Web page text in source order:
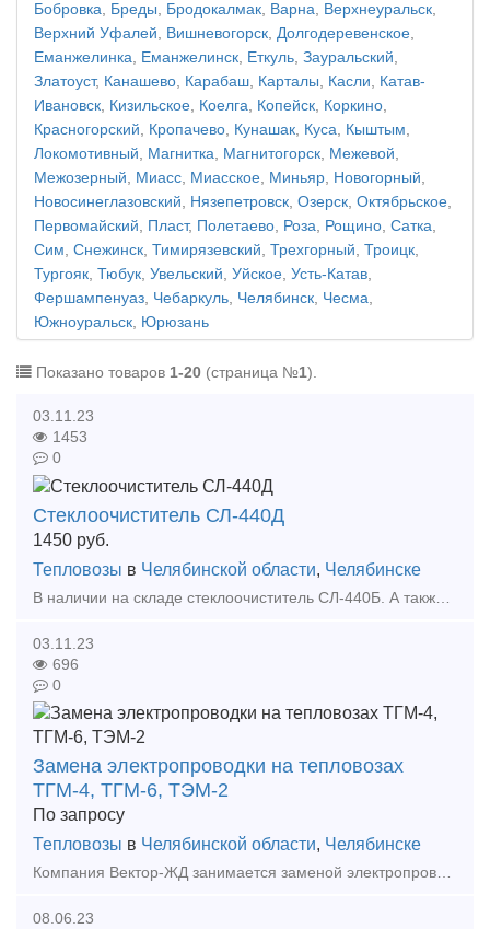
Бобровка, Бреды, Бродокалмак, Варна, Верхнеуральск,
Верхний Уфалей, Вишневогорск, Долгодеревенское,
Еманжелинка, Еманжелинск, Еткуль, Зауральский,
Златоуст, Канашево, Карабаш, Карталы, Касли, Катав-
Ивановск, Кизильское, Коелга, Копейск, Коркино,
Красногорский, Кропачево, Кунашак, Куса, Кыштым,
Локомотивный, Магнитка, Магнитогорск, Межевой,
Межозерный, Миасс, Миасское, Миньяр, Новогорный,
Новосинеглазовский, Нязепетровск, Озерск, Октябрьское,
Первомайский, Пласт, Полетаево, Роза, Рощино, Сатка,
Сим, Снежинск, Тимирязевский, Трехгорный, Троицк,
Тургояк, Тюбук, Увельский, Уйское, Усть-Катав,
Фершампенуаз, Чебаркуль, Челябинск, Чесма,
Южноуральск, Юрюзань
Показано товаров 1-20 (страница №1).
03.11.23
1453
0
Стеклоочиститель СЛ-440Д
1450 руб.
Тепловозы в Челябинской области, Челябинске
03.11.23
696
0
Замена электропроводки на тепловозах
ТГМ-4, ТГМ-6, ТЭМ-2
По запросу
Тепловозы в Челябинской области, Челябинске
08.06.23